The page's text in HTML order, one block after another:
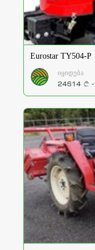
Eurostar TY504-P
იყიდება
24614 a